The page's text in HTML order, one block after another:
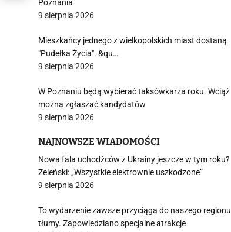
Poznania
9 sierpnia 2026
Mieszkańcy jednego z wielkopolskich miast dostaną
"Pudełka Życia". &qu…
9 sierpnia 2026
W Poznaniu będą wybierać taksówkarza roku. Wciąż
można zgłaszać kandydatów
9 sierpnia 2026
NAJNOWSZE WIADOMOŚCI
Nowa fala uchodźców z Ukrainy jeszcze w tym roku?
Zeleński: „Wszystkie elektrownie uszkodzone”
9 sierpnia 2026
To wydarzenie zawsze przyciąga do naszego regionu
tłumy. Zapowiedziano specjalne atrakcje